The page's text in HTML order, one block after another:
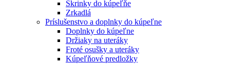
Skrinky do kúpeľňe
Zrkadlá
Príslušenstvo a doplnky do kúpeľne
Doplnky do kúpeľne
Držiaky na uteráky
Froté osušky a uteráky
Kúpeľňové predložky